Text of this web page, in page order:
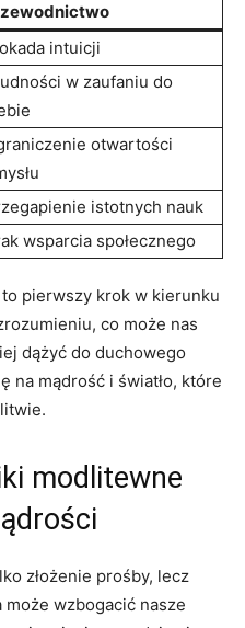
intuicji
w ‍zaufaniu do
otwartości
istotnych nauk
wsparcia społecznego
pierwszy krok w kierunku
co może nas
dążyć do duchowego
na mądrość i światło, które
modlitewne
złożenie prośby, lecz​
może wzbogacić nasze